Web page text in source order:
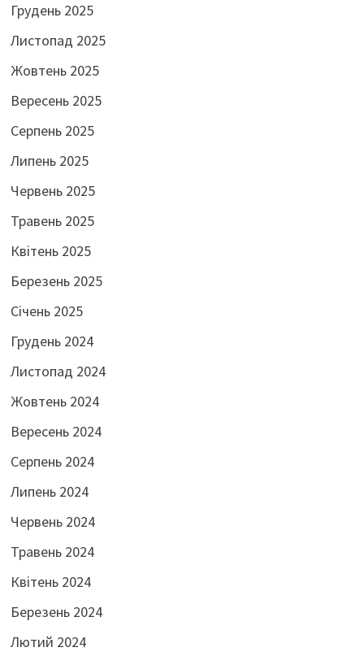
Грудень 2025
Листопад 2025
Жовтень 2025
Вересень 2025
Серпень 2025
Липень 2025
Червень 2025
Травень 2025
Квітень 2025
Березень 2025
Січень 2025
Грудень 2024
Листопад 2024
Жовтень 2024
Вересень 2024
Серпень 2024
Липень 2024
Червень 2024
Травень 2024
Квітень 2024
Березень 2024
Лютий 2024